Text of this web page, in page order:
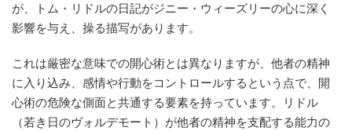
が、トム・リドルの日記がジニー・ウィーズリーの心に深く
影響を与え、操る描写があります。
これは厳密な意味での開心術とは異なりますが、他者の精神
に入り込み、感情や行動をコントロールするという点で、開
心術の危険な側面と共通する要素を持っています。リドル
（若き日のヴォルデモート）が他者の精神を支配する能力の